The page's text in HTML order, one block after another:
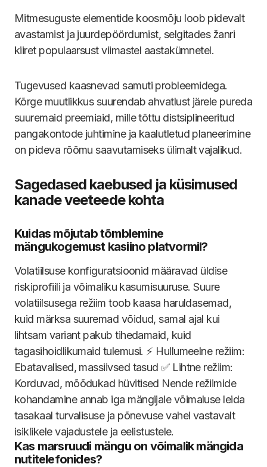
Mitmesuguste elementide koosmõju loob pidevalt
avastamist ja juurdepöördumist, selgitades žanri
kiiret populaarsust viimastel aastakümnetel.
Tugevused kaasnevad samuti probleemidega.
Kõrge muutlikkus suurendab ahvatlust järele pureda
suuremaid preemiaid, mille tõttu distsiplineeritud
pangakontode juhtimine ja kaalutletud planeerimine
on pideva rõõmu saavutamiseks ülimalt vajalikud.
Sagedased kaebused ja küsimused
kanade veeteede kohta
Kuidas mõjutab tõmblemine
mängukogemust kasiino platvormil?
Volatiilsuse konfiguratsioonid määravad üldise
riskiprofiili ja võimaliku kasumisuuruse. Suure
volatiilsusega režiim toob kaasa haruldasemad,
kuid märksa suuremad võidud, samal ajal kui
lihtsam variant pakub tihedamaid, kuid
tagasihoidlikumaid tulemusi. ⚡ Hullumeelne režiim:
Ebatavalised, massiivsed tasud ✅ Lihtne režiim:
Korduvad, mõõdukad hüvitised Nende režiimide
kohandamine annab iga mängijale võimaluse leida
tasakaal turvalisuse ja põnevuse vahel vastavalt
isiklikele vajadustele ja eelistustele.
Kas marsruudi mängu on võimalik mängida
nutitelefonides?